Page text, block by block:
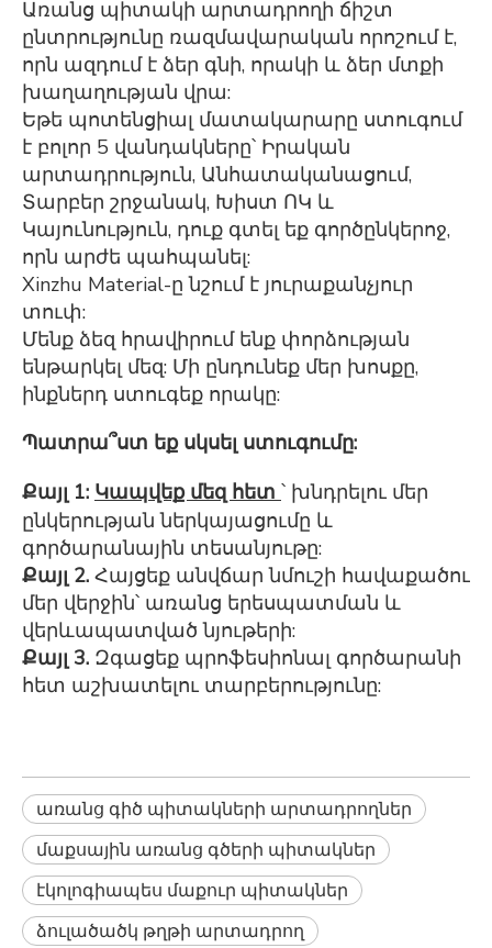
Առանց պիտակի արտադրողի ճիշտ
ընտրությունը ռազմավարական որոշում է,
որն ազդում է ձեր գնի, որակի և ձեր մտքի
խաղաղության վրա:
Եթե ​​պոտենցիալ մատակարարը ստուգում
է բոլոր 5 վանդակները՝ Իրական
արտադրություն, Անհատականացում,
Տարբեր շրջանակ, Խիստ ՈԿ և
Կայունություն, դուք գտել եք գործընկերոջ,
որն արժե պահպանել:
Xinzhu Material-ը նշում է յուրաքանչյուր
տուփ:
Մենք ձեզ հրավիրում ենք փորձության
ենթարկել մեզ: Մի ընդունեք մեր խոսքը,
ինքներդ ստուգեք որակը:
Պատրա՞ստ եք սկսել ստուգումը:
Քայլ 1: Կապվեք մեզ հետ ՝ խնդրելու մեր
ընկերության ներկայացումը և
գործարանային տեսանյութը:
Քայլ 2. Հայցեք անվճար նմուշի հավաքածու
մեր վերջին՝ առանց երեսպատման և
վերևապատված նյութերի:
Քայլ 3. Զգացեք պրոֆեսիոնալ գործարանի
հետ աշխատելու տարբերությունը:
առանց գիծ պիտակների արտադրողներ
մաքսային առանց գծերի պիտակներ
էկոլոգիապես մաքուր պիտակներ
ձուլածածկ թղթի արտադրող